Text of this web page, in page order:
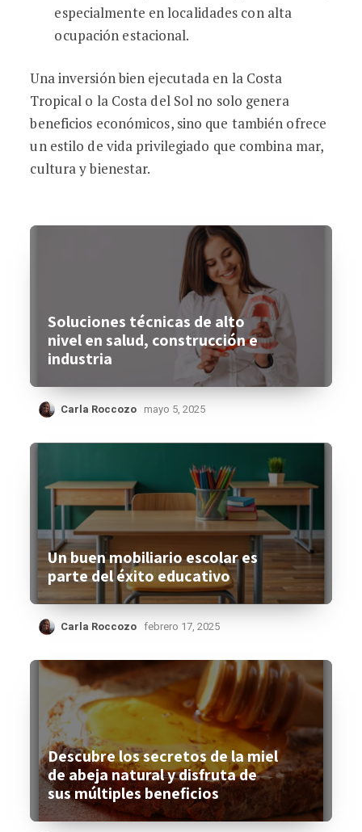
especialmente en localidades con alta
ocupación estacional.
Una inversión bien ejecutada en la Costa
Tropical o la Costa del Sol no solo genera
beneficios económicos, sino que también ofrece
un estilo de vida privilegiado que combina mar,
cultura y bienestar.
Soluciones técnicas de alto
nivel en salud, construcción e
industria
Carla Roccozo mayo 5, 2025
Un buen mobiliario escolar es
parte del éxito educativo
Carla Roccozo febrero 17, 2025
Descubre los secretos de la miel
de abeja natural y disfruta de
sus múltiples beneficios